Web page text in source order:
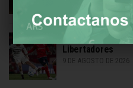
Platense venció
Libertadores
9 DE AGOSTO DE 2026